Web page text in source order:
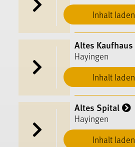
Inhalt laden
Inhalt laden
Altes Kaufhaus
Hayingen
Inhalt laden
Altes Spital
Hayingen